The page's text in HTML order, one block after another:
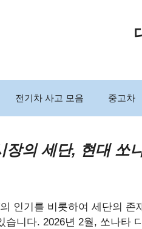
전기차 사고 모음 중고차
의 세단, 현대 쏘
인기를 비롯하여 세단의
니다. 2026년 2월, 쏘나타